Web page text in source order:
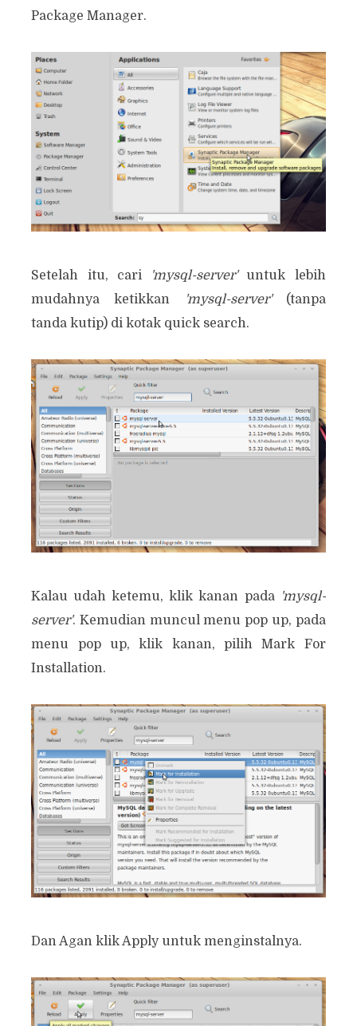
Package Manager.
Setelah itu, cari 'mysql-server'untuk lebih
mudahnya ketikkan
'mysql-server'(tanpa
tanda kutip) di kotak quick search.
Kalau udah ketemu, klik kanan pada 'mysql-
server'. Kemudian muncul menu pop up, pada
menu pop up, klik kanan, pilih Mark For
Installation.
Dan Agan klik Apply untuk menginstalnya.